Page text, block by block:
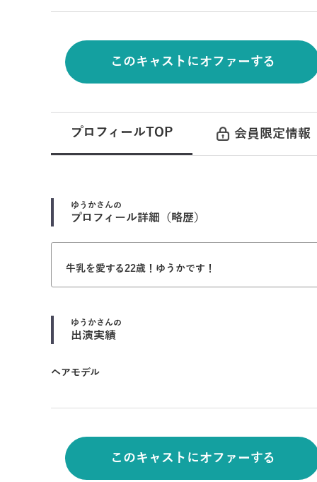
このキャストにオファーする
プロフィールTOP 会員限定情報
ゆうかさんの
プロフィール詳細（略歴）
牛乳を愛する22歳！ゆうかです！
ゆうかさんの
出演実績
ヘアモデル
このキャストにオファーする